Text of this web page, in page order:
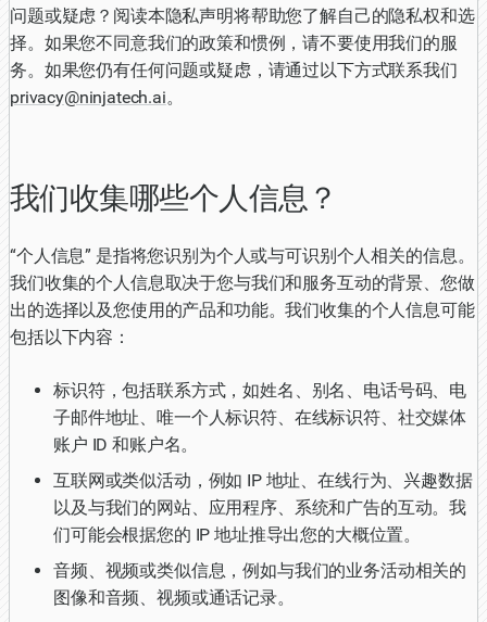
问题或疑虑？阅读本隐私声明将帮助您了解自己的隐私权和选
择。如果您不同意我们的政策和惯例，请不要使用我们的服
务。如果您仍有任何问题或疑虑，请通过以下方式联系我们
privacy@ninjatech.ai。
我们收集哪些个人信息？
“个人信息” 是指将您识别为个人或与可识别个人相关的信息。
我们收集的个人信息取决于您与我们和服务互动的背景、您做
出的选择以及您使用的产品和功能。我们收集的个人信息可能
包括以下内容：
标识符，包括联系方式，如姓名、别名、电话号码、电
子邮件地址、唯一个人标识符、在线标识符、社交媒体
账户 ID 和账户名。
互联网或类似活动，例如 IP 地址、在线行为、兴趣数据
以及与我们的网站、应用程序、系统和广告的互动。我
们可能会根据您的 IP 地址推导出您的大概位置。
音频、视频或类似信息，例如与我们的业务活动相关的
图像和音频、视频或通话记录。